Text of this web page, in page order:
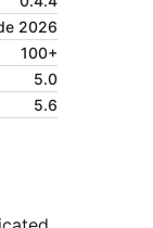
2026
100+
5.0
5.6